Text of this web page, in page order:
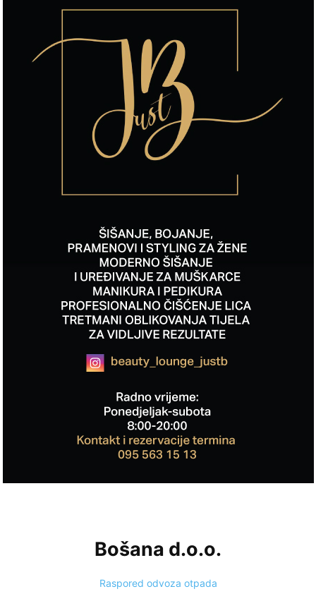
Bošana d.o.o.
Raspored odvoza otpada